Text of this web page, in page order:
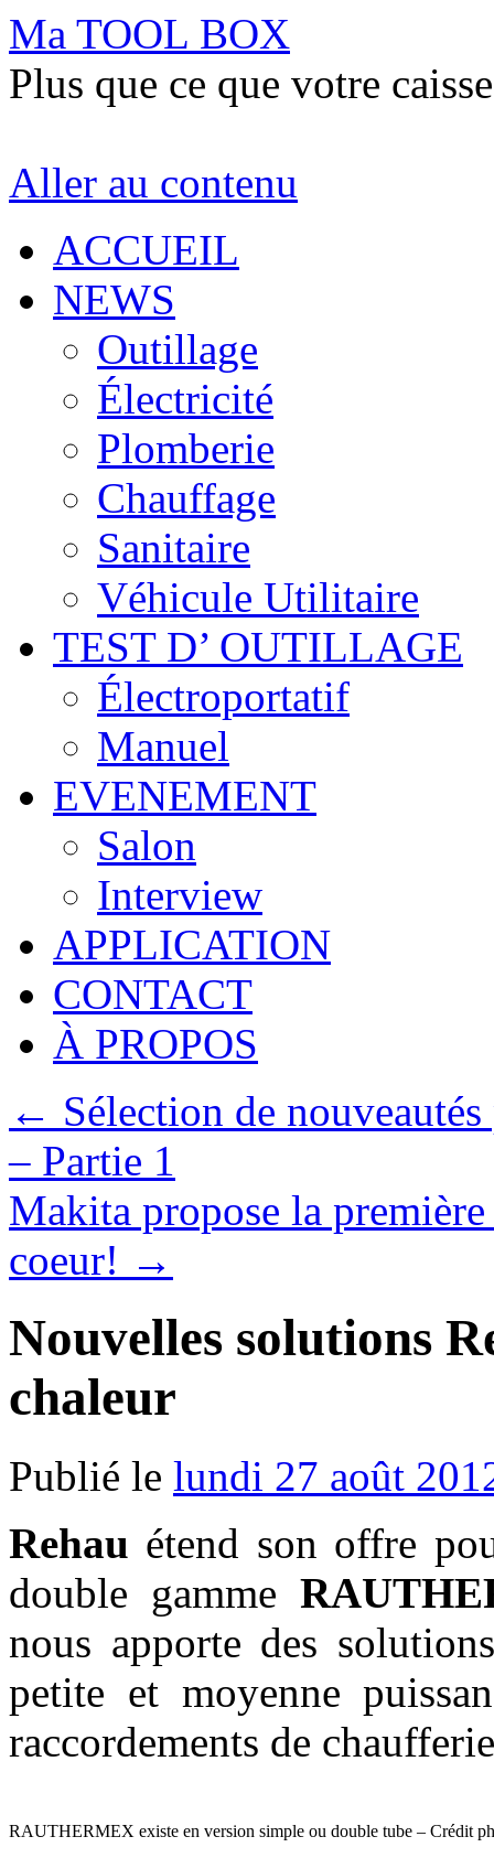
Ma TOOL BOX
Plus que ce que votre
Aller au contenu
ACCUEIL
NEWS
Outillage
Électricité
Plomberie
Chauffage
Sanitaire
Véhicule Utilitaire
TEST D’ OUTILLAGE
Électroportatif
Manuel
EVENEMENT
Salon
Interview
APPLICATION
CONTACT
À PROPOS
← Sélection de
– Partie 1
Makita propose la
coeur! →
Nouvelles solutions
chaleur
Publié le lundi 27 août
Rehau étend son offre
double gamme
nous apporte des
petite et moyenne
raccordements de
RAUTHERMEX existe en version simple ou double tube – Crédit